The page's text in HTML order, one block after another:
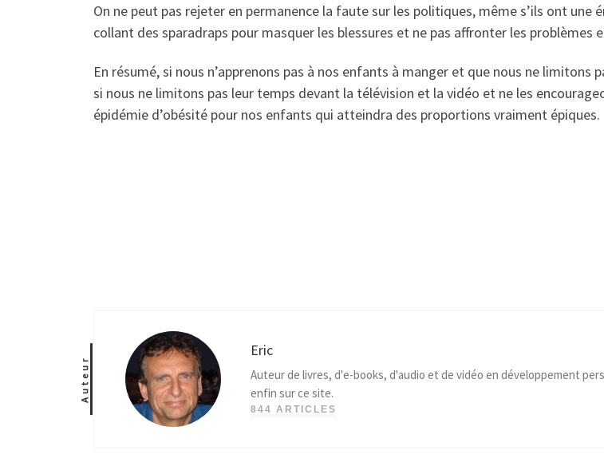
On ne peut pas rejeter en permanence la faute sur les politiques, même s’ils ont
collant des sparadraps pour masquer les blessures et ne pas affronter les problèmes
En résumé, si nous n’apprenons pas à nos enfants à manger et que nous ne
si nous ne limitons pas leur temps devant la télévision et la vidéo et ne les
épidémie d’obésité pour nos enfants qui atteindra des proportions vraiment épiques.
Auteur
Eric
Auteur de livres, d'e-books, d'audio et de vidéo en développement
enfin sur ce site.
844 ARTICLES